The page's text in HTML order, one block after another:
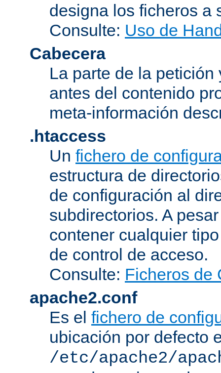
designa los ficheros
Consulte: Uso de
Cabecera
La parte de la
antes del contenido
meta-información
.htaccess
Un fichero de
estructura de
de configuración al
subdirectorios. A
contener cualquier
de control de acceso.
Consulte: Ficheros de
apache2.conf
Es el fichero de
ubicación por defecto
/etc/apache2/